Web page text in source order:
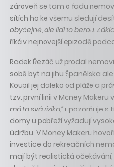
zároveň se tam o řadu
sítích ho ke všemu sledují
obyčejně, ale lidi to berou.
říká v nejnovejší epizodě
Radek Řezáč už prodal
sobě byt na jihu Španělska
Koupil jej daleko od pláže a
tzv. první linii v Money Makeru
má to svá rizika,“ upozorňuje s
domy u pobřeží vyžadují
údržbu. V Money Makeru
investice do rekreačních
mají být realistická očekávání,